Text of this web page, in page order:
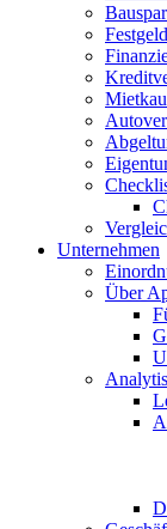
Unternehmen
Über